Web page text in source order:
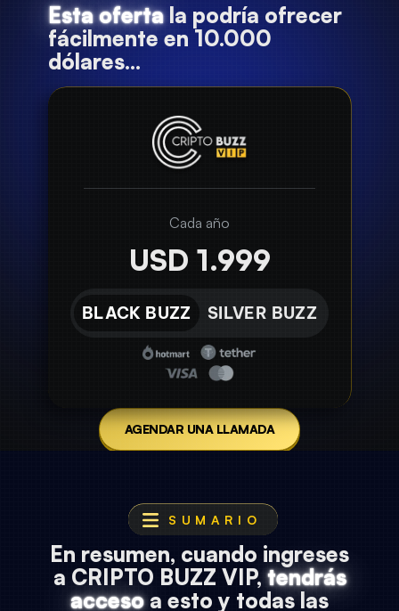
Esta ofertala podría ofrecer
fácilmente en 10.000
dólares...
BLACK BUZZ SILVER BUZZ
USD 1.999
Cada año
AGENDAR UNA LLAMADA
En resumen, cuando ingreses
a CRIPTO BUZZ VIP,tendrás
accesoa esto y todas las